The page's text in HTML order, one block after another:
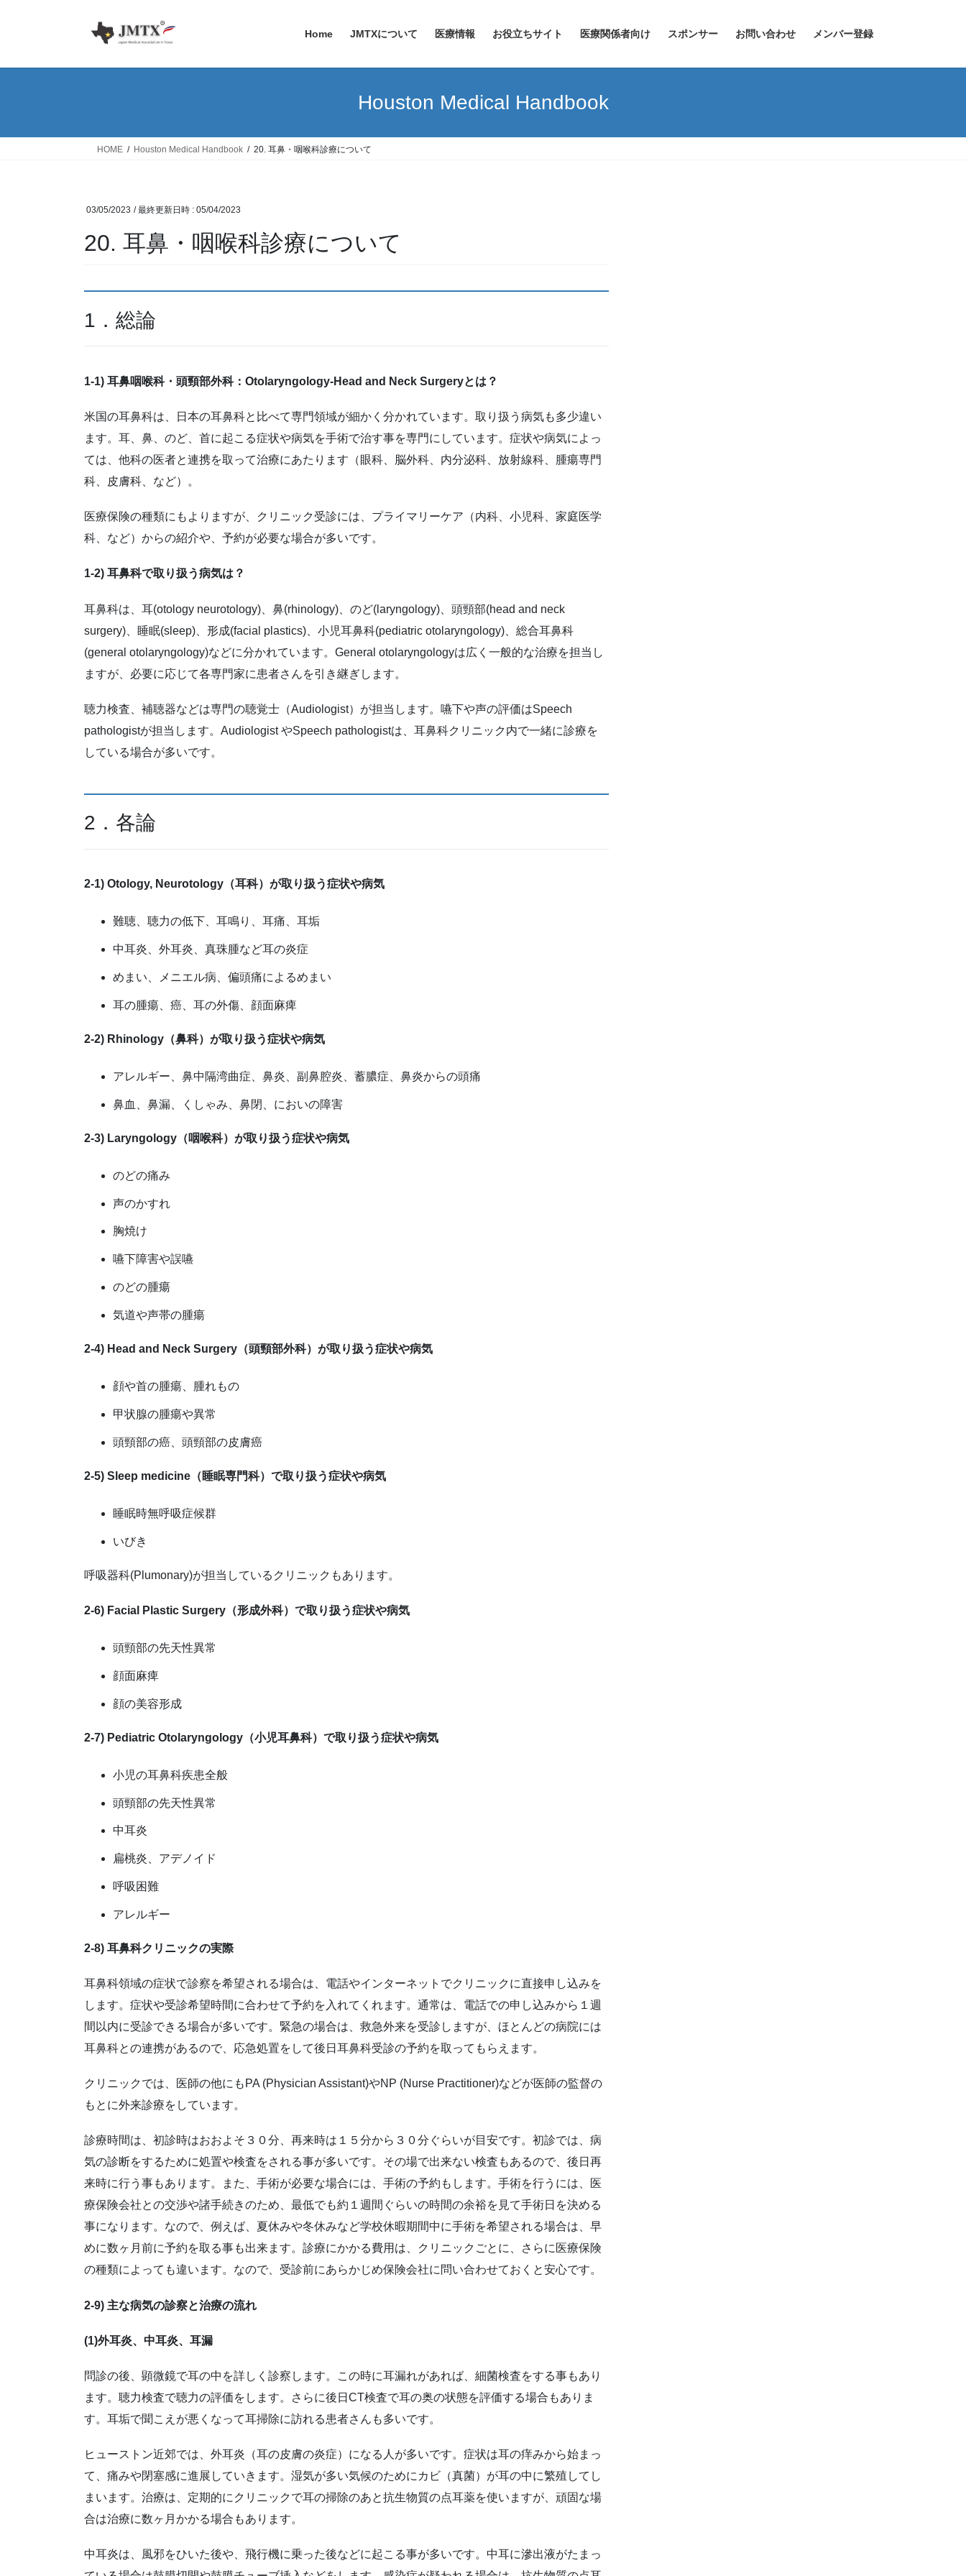
Home JMTXについて 医療情報 お役立ちサイト 医療関係者向け スポンサー お問い合わせ メンバー登録
Houston Medical Handbook
HOME Houston Medical Handbook 20. 耳鼻・咽喉科診療について
03/05/2023 / 最終更新日時 : 05/04/2023
20. 耳鼻・咽喉科診療について
1．総論
1-1) 耳鼻咽喉科・頭頸部外科：Otolaryngology-Head and Neck Surgeryとは？
米国の耳鼻科は、日本の耳鼻科と比べて専門領域が細かく分かれています。取り扱う病気も多少違い
ます。耳、鼻、のど、首に起こる症状や病気を手術で治す事を専門にしています。症状や病気によっ
ては、他科の医者と連携を取って治療にあたります（眼科、脳外科、内分泌科、放射線科、腫瘍専門
科、皮膚科、など）。
医療保険の種類にもよりますが、クリニック受診には、プライマリーケア（内科、小児科、家庭医学
科、など）からの紹介や、予約が必要な場合が多いです。
1-2) 耳鼻科で取り扱う病気は？
耳鼻科は、耳(otology neurotology)、鼻(rhinology)、のど(laryngology)、頭頸部(head and neck
surgery)、睡眠(sleep)、形成(facial plastics)、小児耳鼻科(pediatric otolaryngology)、総合耳鼻科
(general otolaryngology)などに分かれています。General otolaryngologyは広く一般的な治療を担当し
ますが、必要に応じて各専門家に患者さんを引き継ぎします。
聴力検査、補聴器などは専門の聴覚士（Audiologist）が担当します。嚥下や声の評価はSpeech
pathologistが担当します。Audiologist やSpeech pathologistは、耳鼻科クリニック内で一緒に診療を
している場合が多いです。
2．各論
2-1) Otology, Neurotology（耳科）が取り扱う症状や病気
難聴、聴力の低下、耳鳴り、耳痛、耳垢
中耳炎、外耳炎、真珠腫など耳の炎症
めまい、メニエル病、偏頭痛によるめまい
耳の腫瘍、癌、耳の外傷、顔面麻痺
2-2) Rhinology（鼻科）が取り扱う症状や病気
アレルギー、鼻中隔湾曲症、鼻炎、副鼻腔炎、蓄膿症、鼻炎からの頭痛
鼻血、鼻漏、くしゃみ、鼻閉、においの障害
2-3) Laryngology（咽喉科）が取り扱う症状や病気
のどの痛み
声のかすれ
胸焼け
嚥下障害や誤嚥
のどの腫瘍
気道や声帯の腫瘍
2-4) Head and Neck Surgery（頭頸部外科）が取り扱う症状や病気
顔や首の腫瘍、腫れもの
甲状腺の腫瘍や異常
頭頸部の癌、頭頸部の皮膚癌
2-5) Sleep medicine（睡眠専門科）で取り扱う症状や病気
睡眠時無呼吸症候群
いびき
呼吸器科(Plumonary)が担当しているクリニックもあります。
2-6) Facial Plastic Surgery（形成外科）で取り扱う症状や病気
頭頸部の先天性異常
顔面麻痺
顔の美容形成
2-7) Pediatric Otolaryngology（小児耳鼻科）で取り扱う症状や病気
小児の耳鼻科疾患全般
頭頸部の先天性異常
中耳炎
扁桃炎、アデノイド
呼吸困難
アレルギー
2-8) 耳鼻科クリニックの実際
耳鼻科領域の症状で診察を希望される場合は、電話やインターネットでクリニックに直接申し込みを
します。症状や受診希望時間に合わせて予約を入れてくれます。通常は、電話での申し込みから１週
間以内に受診できる場合が多いです。緊急の場合は、救急外来を受診しますが、ほとんどの病院には
耳鼻科との連携があるので、応急処置をして後日耳鼻科受診の予約を取ってもらえます。
クリニックでは、医師の他にもPA (Physician Assistant)やNP (Nurse Practitioner)などが医師の監督の
もとに外来診療をしています。
診療時間は、初診時はおおよそ３０分、再来時は１５分から３０分ぐらいが目安です。初診では、病
気の診断をするために処置や検査をされる事が多いです。その場で出来ない検査もあるので、後日再
来時に行う事もあります。また、手術が必要な場合には、手術の予約もします。手術を行うには、医
療保険会社との交渉や諸手続きのため、最低でも約１週間ぐらいの時間の余裕を見て手術日を決める
事になります。なので、例えば、夏休みや冬休みなど学校休暇期間中に手術を希望される場合は、早
めに数ヶ月前に予約を取る事も出来ます。診療にかかる費用は、クリニックごとに、さらに医療保険
の種類によっても違います。なので、受診前にあらかじめ保険会社に問い合わせておくと安心です。
2-9) 主な病気の診察と治療の流れ
(1)外耳炎、中耳炎、耳漏
問診の後、顕微鏡で耳の中を詳しく診察します。この時に耳漏れがあれば、細菌検査をする事もあり
ます。聴力検査で聴力の評価をします。さらに後日CT検査で耳の奥の状態を評価する場合もありま
す。耳垢で聞こえが悪くなって耳掃除に訪れる患者さんも多いです。
ヒューストン近郊では、外耳炎（耳の皮膚の炎症）になる人が多いです。症状は耳の痒みから始まっ
て、痛みや閉塞感に進展していきます。湿気が多い気候のためにカビ（真菌）が耳の中に繁殖してし
まいます。治療は、定期的にクリニックで耳の掃除のあと抗生物質の点耳薬を使いますが、頑固な場
合は治療に数ヶ月かかる場合もあります。
中耳炎は、風邪をひいた後や、飛行機に乗った後などに起こる事が多いです。中耳に滲出液がたまっ